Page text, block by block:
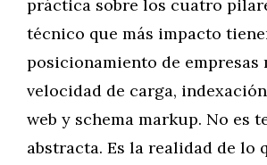
práctica sobre los cuatro
técnico que más impacto
posicionamiento de empresas
velocidad de carga,
web y schema markup. No es
abstracta. Es la realidad de lo